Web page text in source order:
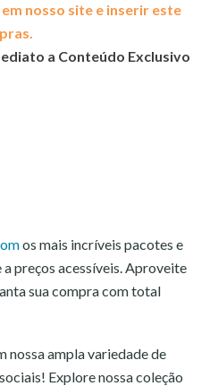
nosso site e inserir este
a Conteúdo Exclusivo
os mais incríveis pacotes e
preços acessíveis. Aproveite
sua compra com total
nossa ampla variedade de
Explore nossa coleção